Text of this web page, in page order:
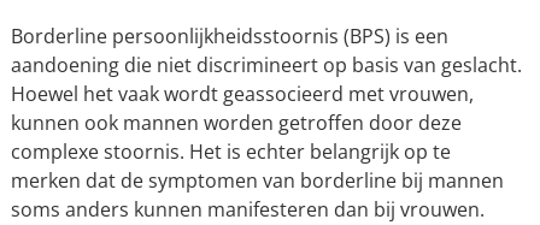
Borderline persoonlijkheidsstoornis (BPS) is een
aandoening die niet discrimineert op basis van geslacht.
Hoewel het vaak wordt geassocieerd met vrouwen,
kunnen ook mannen worden getroffen door deze
complexe stoornis. Het is echter belangrijk op te
merken dat de symptomen van borderline bij mannen
soms anders kunnen manifesteren dan bij vrouwen.